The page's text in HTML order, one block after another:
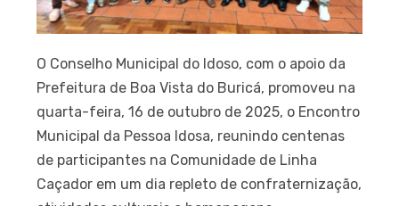
O Conselho Municipal do Idoso, com o apoio da
Prefeitura de Boa Vista do Buricá, promoveu na
quarta-feira, 16 de outubro de 2025, o Encontro
Municipal da Pessoa Idosa, reunindo centenas
de participantes na Comunidade de Linha
Caçador em um dia repleto de confraternização,